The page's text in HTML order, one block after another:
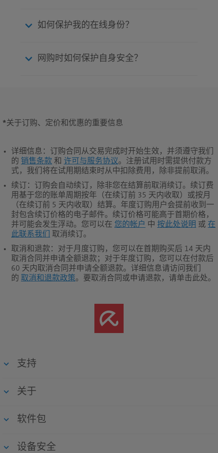
如何保护我的在线身份？
网购时如何保护自身安全？
*关于订购、定价和优惠的重要信息
详细信息 ：订购合同从交易完成时开始生效，并须遵守我们
的 销售条款 和 许可与服务协议。注册试用时需提供付款方
式，我们将在试用期结束时从中扣除费用，除非提前取消。
续订
：订购会自动续订，除非您在结算前取消续订。续订费
用基于您的账单周期按年（在续订前 35 天内收取）或按月
（在续订前 5 天内收取）结算。年度订购用户会提前收到一
封包含续订价格的电子邮件。续订价格可能高于首期价格，
并可能会发生浮动。您可以在 您的帐户 中 按此处说明 或 在
此联系我们
取消续订。
取消和退款 ：对于月度订购，您可以在首期购买后 14 天内
取消合同并申请全额退款；对于年度订购，您可以在付款后
60 天内取消合同并申请全额退款。 详细信息请访问我们
的 取消和退款政策。要取消合同或申请退款，请单击此处。
支持
关于
软件包
设备安全